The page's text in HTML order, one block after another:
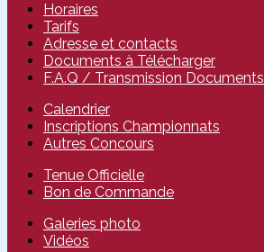
Horaires
Tarifs
Adresse et contacts
Documents à Télécharger
F.A.Q / Transmission Documents
Calendrier
Inscriptions Championnats
Autres Concours
Tenue Officielle
Bon de Commande
Galeries photo
Vidéos